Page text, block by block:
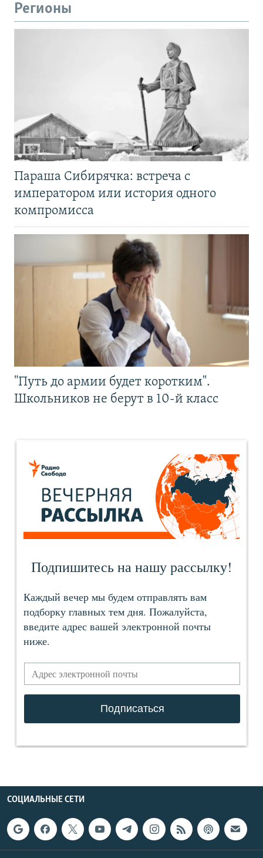
Регионы
Параша Сибирячка: встреча с
императором или история одного
компромисса
"Путь до армии будет коротким".
Школьников не берут в 10-й класс
СОЦИАЛЬНЫЕ СЕТИ